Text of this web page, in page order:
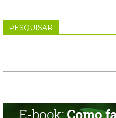
PESQUISAR